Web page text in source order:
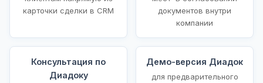
карточки сделки в CRM
документов внутри
компании
Консультация по
Диадоку
Демо-версия Диадок
для предварительного